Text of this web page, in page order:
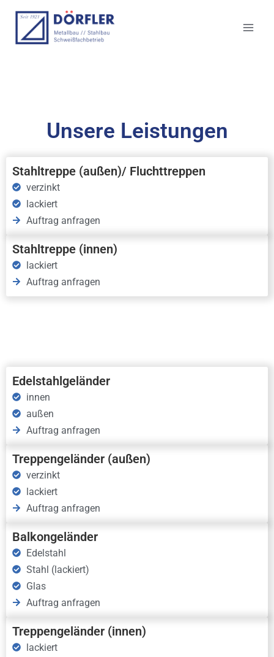
springen
Unsere Leistungen
Stahltreppe (außen)/ Fluchttreppen
verzinkt
lackiert
Auftrag anfragen
Stahltreppe (innen)
lackiert
Auftrag anfragen
Edelstahlgeländer
innen
außen
Auftrag anfragen
Treppengeländer (außen)
verzinkt
lackiert
Auftrag anfragen
Balkongeländer
Edelstahl
Stahl (lackiert)
Glas
Auftrag anfragen
Treppengeländer (innen)
lackiert